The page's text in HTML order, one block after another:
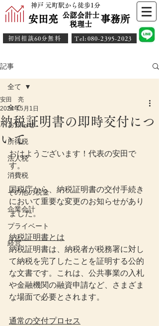
神戸 元町駅から徒歩1分
安田亮 事務所
公認会計士
​税理士
初回相談60分無料 ​Tel:080-2395-2023
記事
全て
お知らせ
所得税
法人税
消費税
その他の税金
企業会計
プライベート
経営
全て
納税証明書の即時交付につ
いて
安田 亮
2024年5月1日
おはようございます！代表の安田で
す。
国税庁から、納税証明書の交付手続き
において重要な変更のお知らせがあり
ました。
納税証明書とは
納税証明書は、納税者が税務署に対し
て納税を完了したことを証明する公的
な文書です。これは、公共事業の入札
や金融機関の融資申請など、さまざま
な場面で必要とされます。
通常の交付プロセス